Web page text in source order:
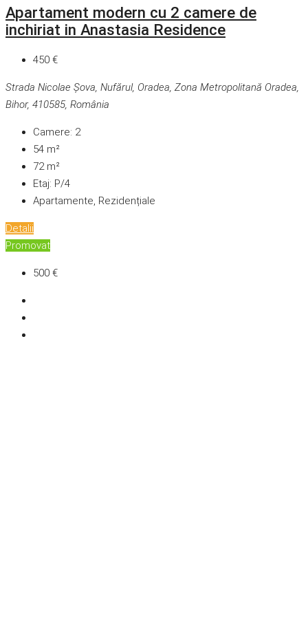
Apartament modern cu 2 camere de
inchiriat in Anastasia Residence
450 €
Strada Nicolae Șova, Nufărul, Oradea, Zona Metropolitană Oradea,
Bihor, 410585, România
Camere: 2
54 m²
72m²
Etaj: P/4
Apartamente, Rezidențiale
Detalii
Promovat
500 €